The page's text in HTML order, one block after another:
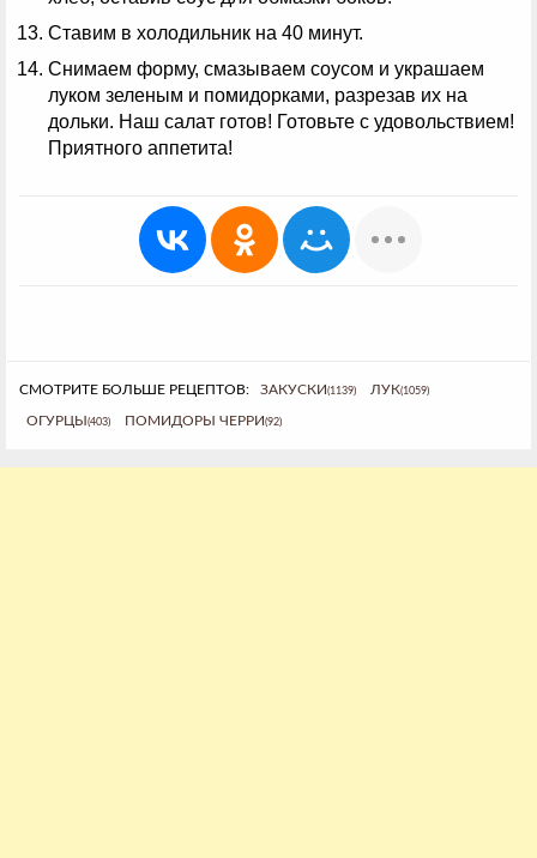
Ставим в холодильник на 40 минут.
Снимаем форму, смазываем соусом и украшаем
луком зеленым и помидорками, разрезав их на
дольки. Наш салат готов! Готовьте с удовольствием!
Приятного аппетита!
СМОТРИТЕ БОЛЬШЕ РЕЦЕПТОВ: ЗАКУСКИ(1139) ЛУК(1059)
ОГУРЦЫ(403) ПОМИДОРЫ ЧЕРРИ(92)